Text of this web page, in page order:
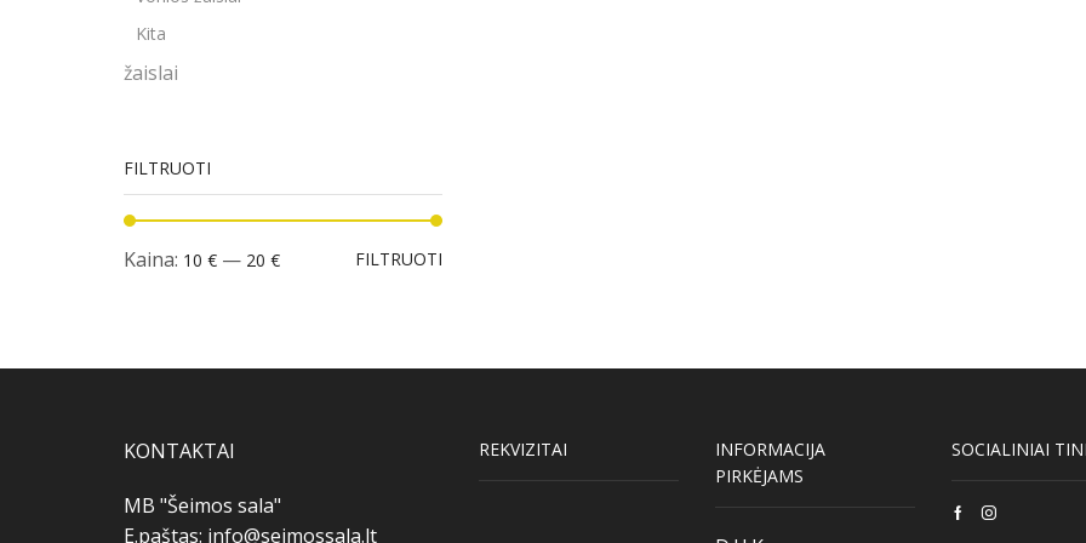
Kita
žaislai
FILTRUOTI
Min
Maks
FILTRUOTI
Kaina: 10 € — 20 €
KONTAKTAI
MB "Šeimos sala"
E.paštas: info@seimossala.lt
REKVIZITAI
INFORMACIJA
PIRKĖJAMS
SOCIALINIAI
FacebookInstagram